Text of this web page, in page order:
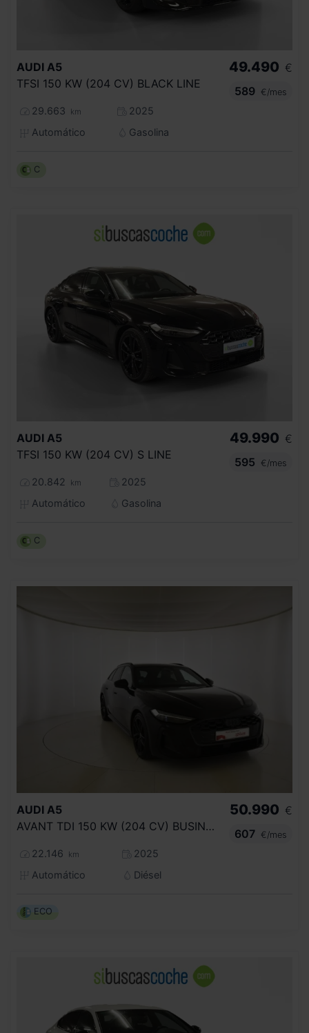
AUDI A5
TFSI 150 KW (204 CV) BLACK LINE
29.663 km
2025
Automático
Gasolina
49.490 €
589
€/mes
C
AUDI A5
TFSI 150 KW (204 CV) S LINE
20.842 km
2025
Automático
Gasolina
49.990 €
595
€/mes
C
AUDI A5
AVANT TDI 150 KW (204 CV) BUSINESS
22.146 km
2025
Automático
Diésel
50.990 €
607
€/mes
ECO